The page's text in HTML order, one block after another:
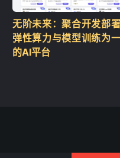
无阶未来：聚合开发部
弹性算力与模型训练为
的AI平台